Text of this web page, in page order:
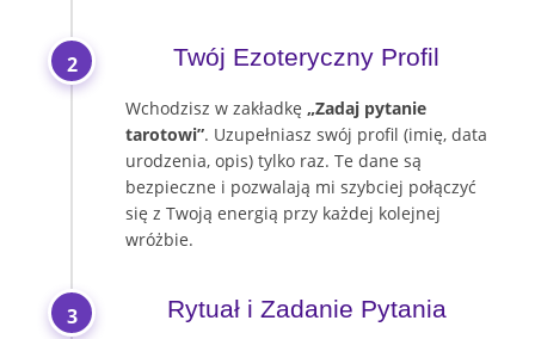
2 Twój Ezoteryczny Profil
Wchodzisz w zakładkę „Zadaj pytanie
tarotowi”. Uzupełniasz swój profil (imię, data
urodzenia, opis) tylko raz. Te dane są
bezpieczne i pozwalają mi szybciej połączyć
się z Twoją energią przy każdej kolejnej
wróżbie.
3 Rytuał i Zadanie Pytania